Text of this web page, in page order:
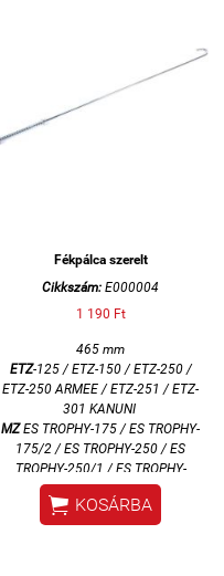
Fékpálca szerelt
Cikkszám: E000004
1 190 Ft
465 mm
ETZ-125 / ETZ-150 / ETZ-250 /
ETZ-250 ARMEE / ETZ-251 / ETZ-
301 KANUNI
MZES TROPHY-175 / ES TROPHY-
175/2 / ES TROPHY-250 / ES
TROPHY-250/1 / ES TROPHY-
250/2 / ES TROPHY-300 / ETS
TROPHY SPORT-250 / TS-250 /
TS-250/1
 KOSÁRBA